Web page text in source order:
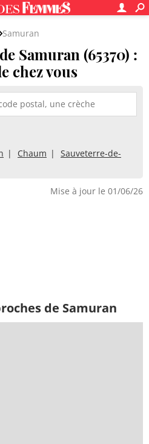
Samuran
Samuran (65370) :
chez vous
Chaum
Sauveterre-de-
Mise à jour le 01/06/26
de Samuran